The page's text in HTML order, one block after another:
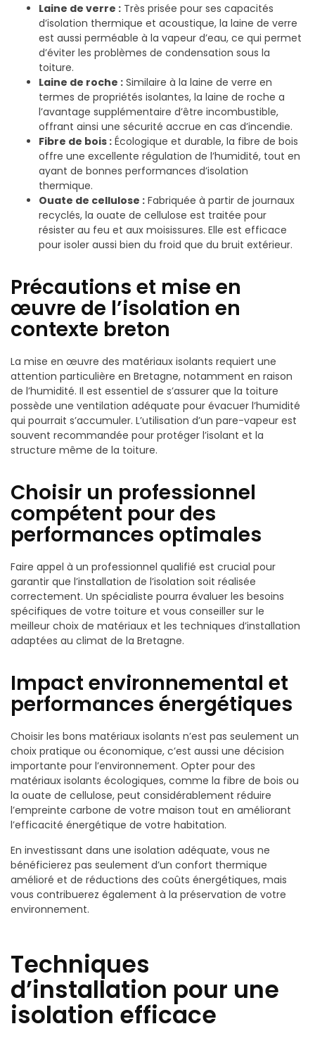
Laine de verre : Très prisée pour ses capacités
d’isolation thermique et acoustique, la laine de verre
est aussi perméable à la vapeur d’eau, ce qui permet
d’éviter les problèmes de condensation sous la
toiture.
Laine de roche : Similaire à la laine de verre en
termes de propriétés isolantes, la laine de roche a
l’avantage supplémentaire d’être incombustible,
offrant ainsi une sécurité accrue en cas d’incendie.
Fibre de bois : Écologique et durable, la fibre de bois
offre une excellente régulation de l’humidité, tout en
ayant de bonnes performances d’isolation
thermique.
Ouate de cellulose : Fabriquée à partir de journaux
recyclés, la ouate de cellulose est traitée pour
résister au feu et aux moisissures. Elle est efficace
pour isoler aussi bien du froid que du bruit extérieur.
Précautions et mise en
œuvre de l’isolation en
contexte breton
La mise en œuvre des matériaux isolants requiert une
attention particulière en Bretagne, notamment en raison
de l’humidité. Il est essentiel de s’assurer que la toiture
possède une ventilation adéquate pour évacuer l’humidité
qui pourrait s’accumuler. L’utilisation d’un pare-vapeur est
souvent recommandée pour protéger l’isolant et la
structure même de la toiture.
Choisir un professionnel
compétent pour des
performances optimales
Faire appel à un professionnel qualifié est crucial pour
garantir que l’installation de l’isolation soit réalisée
correctement. Un spécialiste pourra évaluer les besoins
spécifiques de votre toiture et vous conseiller sur le
meilleur choix de matériaux et les techniques d’installation
adaptées au climat de la Bretagne.
Impact environnemental et
performances énergétiques
Choisir les bons matériaux isolants n’est pas seulement un
choix pratique ou économique, c’est aussi une décision
importante pour l’environnement. Opter pour des
matériaux isolants écologiques, comme la fibre de bois ou
la ouate de cellulose, peut considérablement réduire
l’empreinte carbone de votre maison tout en améliorant
l’efficacité énergétique de votre habitation.
En investissant dans une isolation adéquate, vous ne
bénéficierez pas seulement d’un confort thermique
amélioré et de réductions des coûts énergétiques, mais
vous contribuerez également à la préservation de votre
environnement.
Techniques
d’installation pour une
isolation efficace